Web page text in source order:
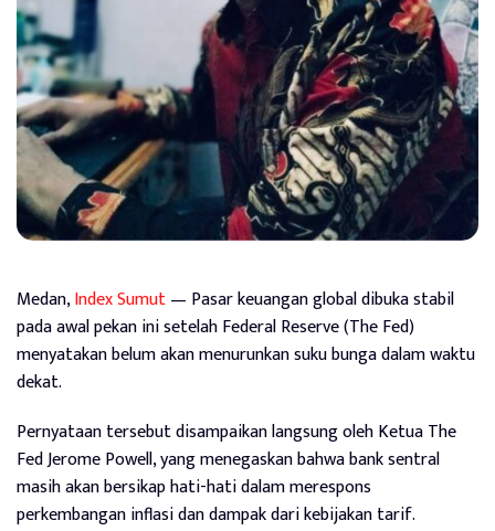
Medan,Index Sumut— Pasar keuangan global dibuka stabil
pada awal pekan ini setelah Federal Reserve (The Fed)
menyatakan belum akan menurunkan suku bunga dalam waktu
dekat.
Pernyataan tersebut disampaikan langsung oleh Ketua The
Fed Jerome Powell, yang menegaskan bahwa bank sentral
masih akan bersikap hati-hati dalam merespons
perkembangan inflasi dan dampak dari kebijakan tarif.